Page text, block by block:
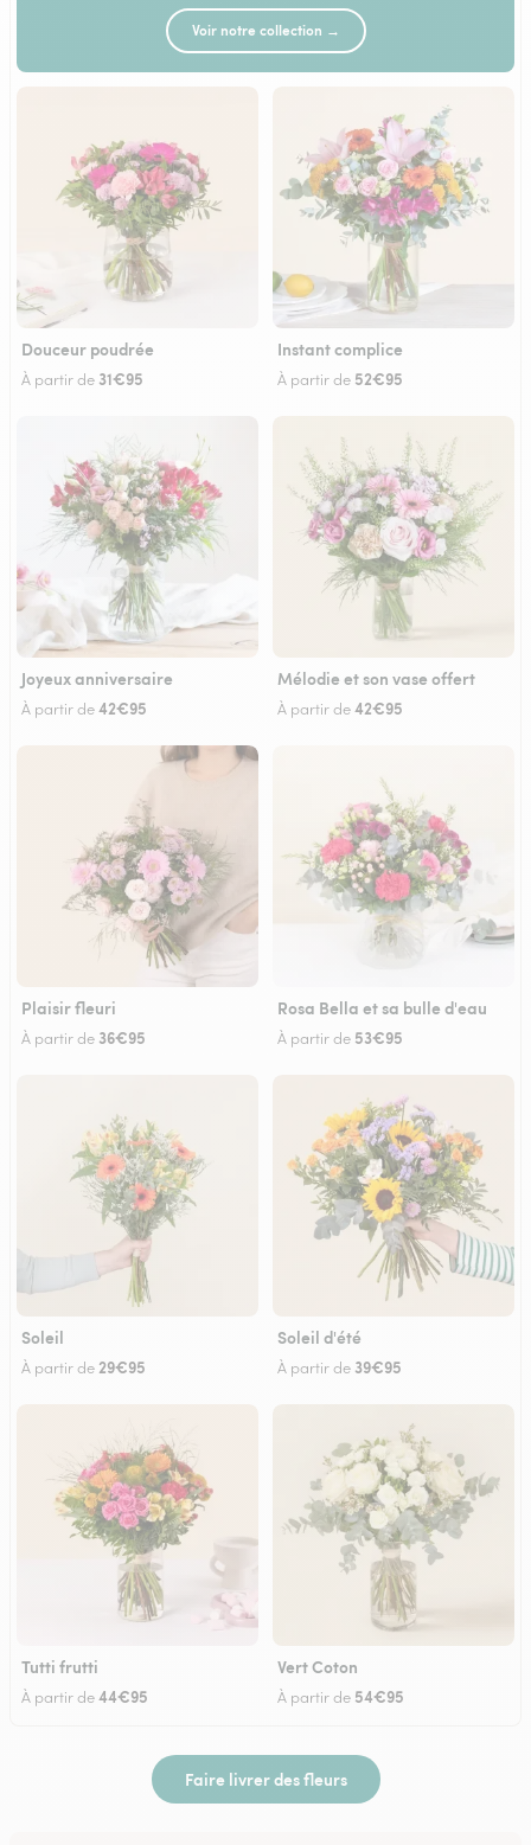
Voir notre collection →
Douceur poudrée
À partir de 31€95
Instant complice
À partir de 52€95
Joyeux anniversaire
À partir de42€95
Mélodie et son vase offert
À partir de42€95
Plaisir fleuri
À partir de 36€95
Rosa Bella et sa bulle d'eau
À partir de 53€95
Soleil
À partir de29€95
Soleil d'été
À partir de 39€95
Tutti frutti
À partir de44€95
Vert Coton
À partir de 54€95
Faire livrer des fleurs